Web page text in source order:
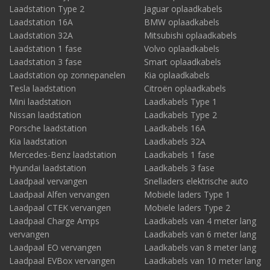
Laadstation Type 2
Laadstation 16A
Laadstation 32A
Laadstation 1 fase
Laadstation 3 fase
Laadstation op zonnepanelen
Tesla laadstation
Mini laadstation
Nissan laadstation
Porsche laadstation
Kia laadstation
Mercedes-Benz laadstation
Hyundai laadstation
Laadpaal vervangen
Laadpaal Alfen vervangen
Laadpaal CTEK vervangen
Laadpaal Charge Amps
vervangen
Laadpaal EO vervangen
Laadpaal EVBox vervangen
Jaguar oplaadkabels
BMW oplaadkabels
Mitsubishi oplaadkabels
Volvo oplaadkabels
Smart oplaadkabels
Kia oplaadkabels
Citroën oplaadkabels
Laadkabels Type 1
Laadkabels Type 2
Laadkabels 16A
Laadkabels 32A
Laadkabels 1 fase
Laadkabels 3 fase
Snelladers elektrische auto
Mobiele laders Type 1
Mobiele laders Type 2
Laadkabels van 4 meter lang
Laadkabels van 6 meter lang
Laadkabels van 8 meter lang
Laadkabels van 10 meter lang